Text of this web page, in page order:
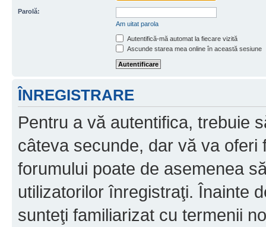
Parolă:
Am uitat parola
Autentifică-mă automat la fiecare vizită
Ascunde starea mea online în această sesiune
ÎNREGISTRARE
Pentru a vă autentifica, trebuie
câteva secunde, dar vă va oferi
forumului poate de asemenea
utilizatorilor înregistraţi. Înainte
sunteţi familiarizat cu termenii